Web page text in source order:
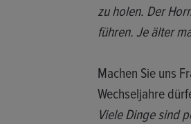
zu holen. Der
führen. Je älter
Machen Sie uns
Wechseljahre
Viele Dinge sind